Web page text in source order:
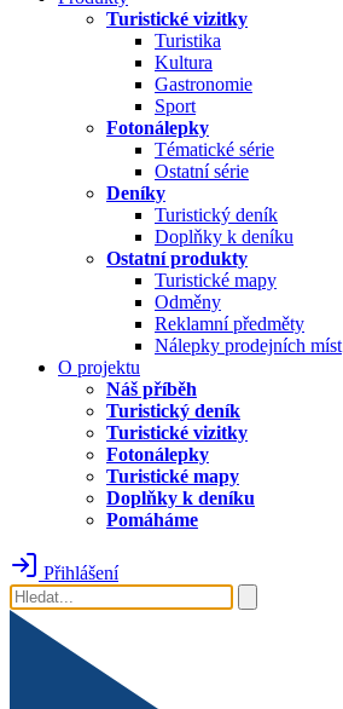
Turistické vizitky
Turistika
Kultura
Gastronomie
Sport
Fotonálepky
Tématické série
Ostatní série
Deníky
Turistický deník
Doplňky k deníku
Ostatní produkty
Turistické mapy
Odměny
Reklamní předměty
Nálepky prodejních míst
O projektu
Náš příběh
Turistický deník
Turistické vizitky
Fotonálepky
Turistické mapy
Doplňky k deníku
Pomáháme
Přihlášení